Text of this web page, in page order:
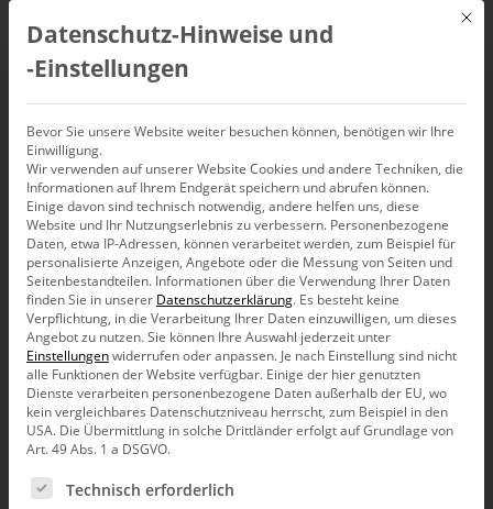
Events
Veranstaltungen
Veranstaltungsorte
U1 Concept Store (Untergeschoss Wöhrl)
Ludwigsplatz 12-24, 90403 Nürnberg,
Deutschland
Get Directions
https://www.woehrl.de
Bekleidungsgeschäft in Nürnberg
Mit
Datenschutz-Hinweise und
‑Einstellungen
Bevor Sie unsere Website weiter besuchen können, benötigen wir Ihre
Einwilligung.
Wir verwenden auf unserer Website Cookies und andere Techniken, die
Informationen auf Ihrem Endgerät speichern und abrufen können.
Einige davon sind technisch notwendig, andere helfen uns, diese
Website und Ihr Nutzungserlebnis zu verbessern. Personenbezogene
Daten, etwa IP-Adressen, können verarbeitet werden, zum Beispiel für
personalisierte Anzeigen, Angebote oder die Messung von Seiten und
Seitenbestandteilen. Informationen über die Verwendung Ihrer Daten
finden Sie in unserer Datenschutzerklärung. Es besteht keine
Verpflichtung, in die Verarbeitung Ihrer Daten einzuwilligen, um dieses
Angebot zu nutzen.Sie können Ihre Auswahl jederzeit unter
Einstellungenwiderrufen oder anpassen. Je nach Einstellung sind nicht
alle Funktionen der Website verfügbar. Einige der hier genutzten
Dienste verarbeiten personenbezogene Daten außerhalb der EU, wo
kein vergleichbares Datenschutzniveau herrscht, zum Beispiel in den
USA. Die Übermittlung in solche Drittländer erfolgt auf Grundlage von
Art. 49 Abs. 1 a DSGVO.
Es folgt eine Liste der Service-Gruppen, für die eine
Technisch erforderlich